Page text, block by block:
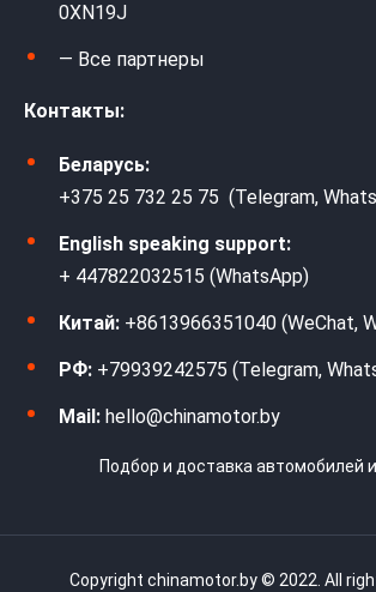
0XN19J
— Все партнеры
Контакты:
Беларусь:
+375 25 732 25 75 (Telegram,
English speaking support:
+ 447822032515 (WhatsApp)
Китай: +8613966351040 (WeChat,
РФ: +79939242575 (Telegram,
Mail: hello@chinamotor.by
Подбор и доставка автомобилей
Copyright chinamotor.by © 2022. All